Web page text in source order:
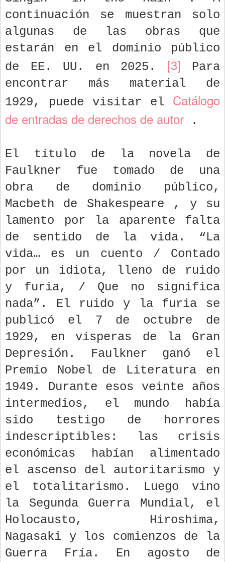
continuación se muestran solo
algunas de las obras que
estarán en el dominio público
de EE. UU. en 2025. [3] Para
encontrar más material de
1929, puede visitar el Catálogo
de entradas de derechos de autor .
El título de la novela de
Faulkner fue tomado de una
obra de dominio público,
Macbeth de Shakespeare , y su
lamento por la aparente falta
de sentido de la vida. “La
vida… es un cuento / Contado
por un idiota, lleno de ruido
y furia, / Que no significa
nada”. El ruido y la furia se
publicó el 7 de octubre de
1929, en vísperas de la Gran
Depresión. Faulkner ganó el
Premio Nobel de Literatura en
1949. Durante esos veinte años
intermedios, el mundo había
sido testigo de horrores
indescriptibles: las crisis
económicas habían alimentado
el ascenso del autoritarismo y
el totalitarismo. Luego vino
la Segunda Guerra Mundial, el
Holocausto, Hiroshima,
Nagasaki y los comienzos de la
Guerra Fría. En agosto de